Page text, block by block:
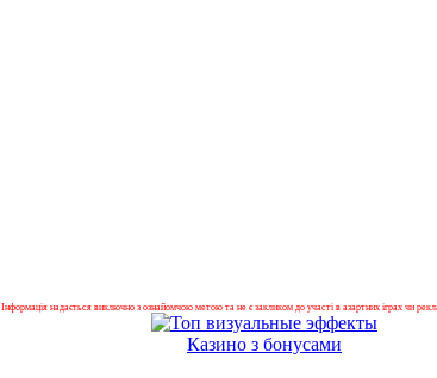
Інформація надається виключно з ознайомчою метою та не є закликом до участі в азартних іграх чи
Казино з бонусами